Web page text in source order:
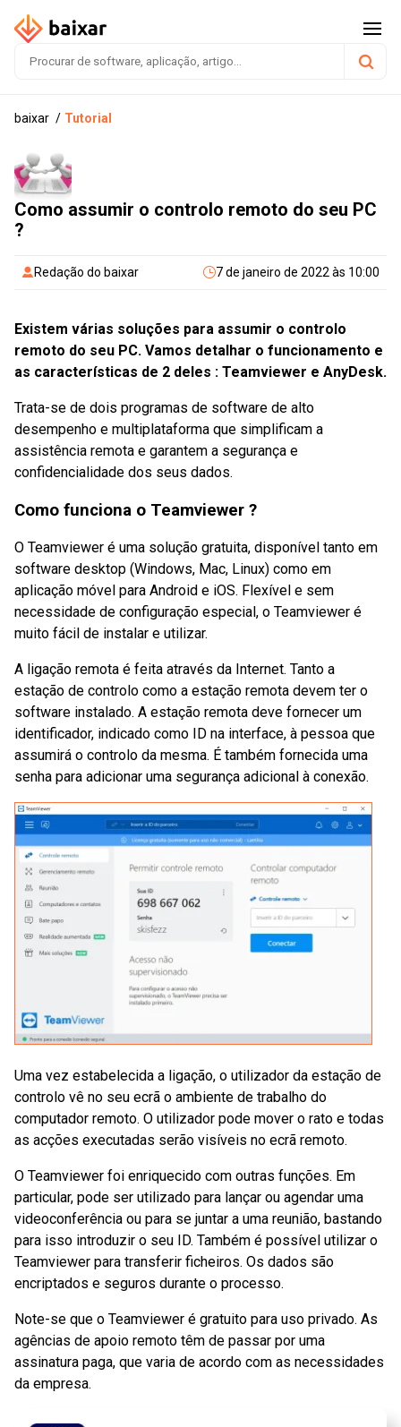
baixar Tutorial
Como assumir o controlo remoto do seu PC
?
Redação do baixar 7 de janeiro de 2022 às 10:00
Existem várias soluções para assumir o controlo
remoto do seu PC. Vamos detalhar o funcionamento e
as características de 2 deles : Teamviewer e AnyDesk.
Trata-se de dois programas de software de alto
desempenho e multiplataforma que simplificam a
assistência remota e garantem a segurança e
confidencialidade dos seus dados.
Como funciona o Teamviewer ?
O Teamviewer é uma solução gratuita, disponível tanto em
software desktop (Windows, Mac, Linux) como em
aplicação móvel para Android e iOS. Flexível e sem
necessidade de configuração especial, o Teamviewer é
muito fácil de instalar e utilizar.
A ligação remota é feita através da Internet. Tanto a
estação de controlo como a estação remota devem ter o
software instalado. A estação remota deve fornecer um
identificador, indicado como ID na interface, à pessoa que
assumirá o controlo da mesma. É também fornecida uma
senha para adicionar uma segurança adicional à conexão.
Uma vez estabelecida a ligação, o utilizador da estação de
controlo vê no seu ecrã o ambiente de trabalho do
computador remoto. O utilizador pode mover o rato e todas
as acções executadas serão visíveis no ecrã remoto.
O Teamviewer foi enriquecido com outras funções. Em
particular, pode ser utilizado para lançar ou agendar uma
videoconferência ou para se juntar a uma reunião, bastando
para isso introduzir o seu ID. Também é possível utilizar o
Teamviewer para transferir ficheiros. Os dados são
encriptados e seguros durante o processo.
Note-se que o Teamviewer é gratuito para uso privado. As
agências de apoio remoto têm de passar por uma
assinatura paga, que varia de acordo com as necessidades
da empresa.